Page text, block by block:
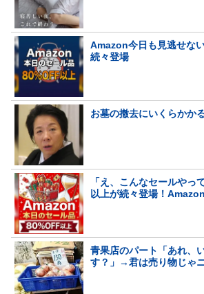
Amazon今日も見逃せな
続々登場
お墓の撤去にいくらかか
「え、こんなセールやっ
以上が続々登場！
青果店のパート「あれ、
す？」→君は売り物じゃ